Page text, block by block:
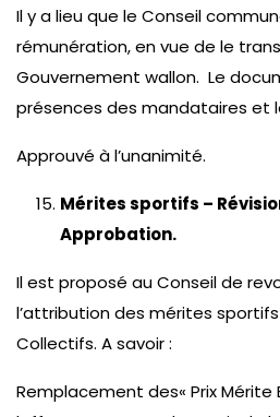
Il y a lieu que le Conseil
rémunération, en vue de le
Gouvernement wallon. Le
présences des mandataires et
Approuvé à l’unanimité.
Mérites sportifs –
Approbation.
Il est proposé au Conseil de
l’attribution des mérites
Collectifs. A savoir :
Remplacement des« Prix Mérite